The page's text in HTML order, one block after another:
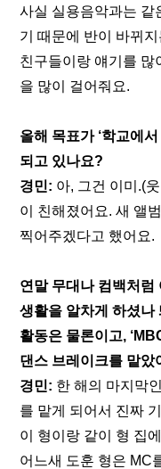
사실 실용음악과는 같
기 때문에 반이 바뀌
친구들이랑 얘기를 많
을 많이 걸어줘요.
올해 목표가 ‘학교에
되고 있나요?
경민: 아, 그건 이미.(
이 친해졌어요. 새 앨
찍어주겠다고 했어요.
연말 무대나 컴백처럼
생활을 알차게 하셨나
활동은 물론이고,
댄스 브레이크를 맡았
경민: 한 해의 마지막
를 맡게 되어서 진짜
이 형이랑 같이 형 집
어느새 도훈 형은 MC